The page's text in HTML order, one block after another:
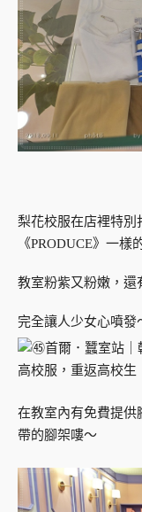
梨花校服在店裡特別
《PRODUCE》一樣
教室粉紫又粉嫩，還
完全讓人少女心噴
在教室內有免費提供
帶的腳架嘍～